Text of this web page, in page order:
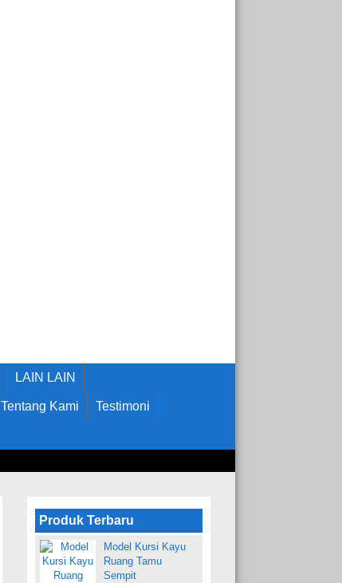
LAIN LAIN
Tentang Kami Testimoni
Produk Terbaru
Model Kursi Kayu
Ruang Tamu
Sempit